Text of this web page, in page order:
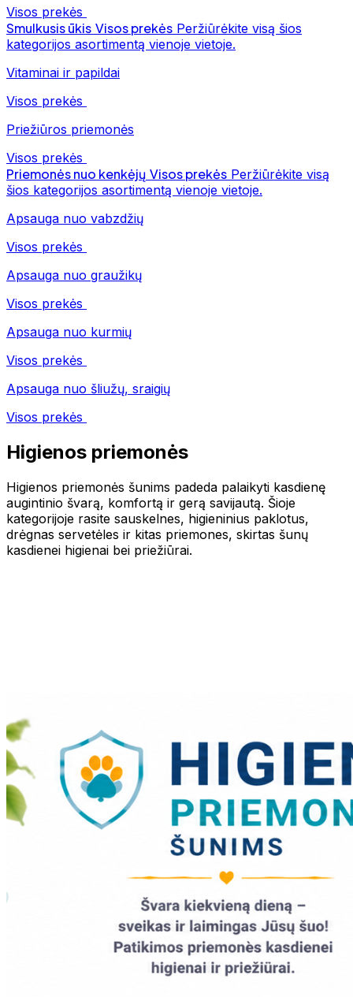
Visos prekės
Smulkusis ūkis Visos prekės Peržiūrėkite visą šios
kategorijos asortimentą vienoje vietoje.
Vitaminai ir papildai
Visos prekės
Priežiūros priemonės
Visos prekės
Priemonės nuo kenkėjų Visos prekės Peržiūrėkite visą
šios kategorijos asortimentą vienoje vietoje.
Apsauga nuo vabzdžių
Visos prekės
Apsauga nuo graužikų
Visos prekės
Apsauga nuo kurmių
Visos prekės
Apsauga nuo šliužų, sraigių
Visos prekės
Higienos priemonės
Higienos priemonės šunims padeda palaikyti kasdienę
augintinio švarą, komfortą ir gerą savijautą. Šioje
kategorijoje rasite sauskelnes, higieninius paklotus,
drėgnas servetėles ir kitas priemones, skirtas šunų
kasdienei higienai bei priežiūrai.